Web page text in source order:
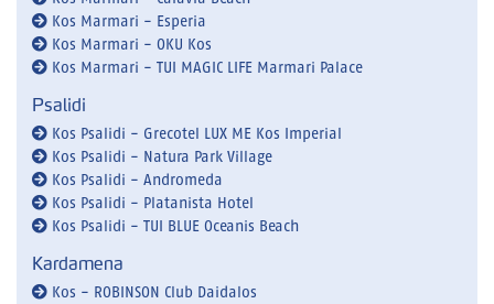
Kos Marmari - Esperia
Kos Marmari - OKU Kos
Kos Marmari - TUI MAGIC LIFE Marmari Palace
Psalidi
Kos Psalidi - Grecotel LUX ME Kos Imperial
Kos Psalidi - Natura Park Village
Kos Psalidi - Andromeda
Kos Psalidi - Platanista Hotel
Kos Psalidi - TUI BLUE Oceanis Beach
Kardamena
Kos - ROBINSON Club Daidalos